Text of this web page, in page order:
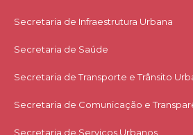
Secretaria de Infraestrutura Urbana
Secretaria de Saúde
Secretaria de Transporte e Trânsito
Secretaria de Comunicação e
Secretaria de Serviços Urbanos